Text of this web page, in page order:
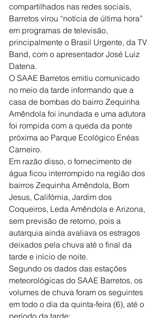
compartilhados nas redes sociais,
Barretos virou “notícia de última hora”
em programas de televisão,
principalmente o Brasil Urgente, da TV
Band, com o apresentador José Luiz
Datena.
O SAAE Barretos emitiu comunicado
no meio da tarde informando que a
casa de bombas do bairro Zequinha
Amêndola foi inundada e uma adutora
foi rompida com a queda da ponte
próxima ao Parque Ecológico Enéas
Carneiro.
Em razão disso, o fornecimento de
água ficou interrompido na região dos
bairros Zequinha Amêndola, Bom
Jesus, Califórnia, Jardim dos
Coqueiros, Leda Amêndola e Arizona,
sem previsão de retorno, pois a
autarquia ainda avaliava os estragos
deixados pela chuva até o final da
tarde e início de noite.
Segundo os dados das estações
meteorológicas do SAAE Barretos, os
volumes de chuva foram os seguintes
em todo o dia da quinta-feira (6), até o
período da tarde: